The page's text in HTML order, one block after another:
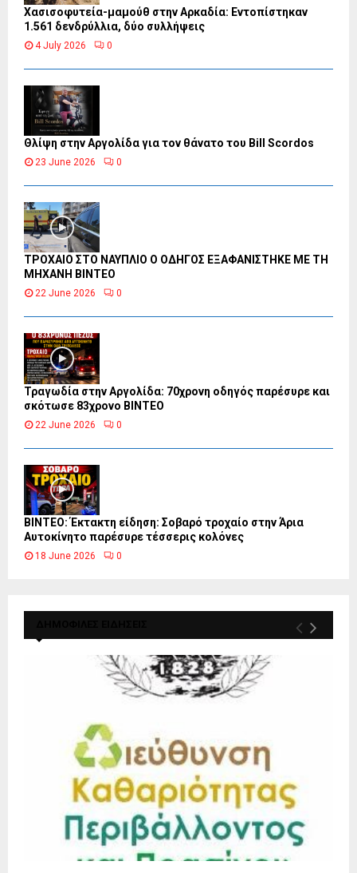
Χασισοφυτεία-μαμούθ στην Αρκαδία: Εντοπίστηκαν
1.561 δενδρύλλια, δύο συλλήψεις
4 July 2026 0
Θλίψη στην Αργολίδα για τον θάνατο του Bill Scordos
23 June 2026 0
ΤΡΟΧΑΙΟ ΣΤΟ ΝΑΥΠΛΙΟ Ο ΟΔΗΓΟΣ ΕΞΑΦΑΝΙΣΤΗΚΕ ΜΕ ΤΗ
ΜΗΧΑΝΗ ΒΙΝΤΕΟ
22 June 2026 0
Τραγωδία στην Αργολίδα: 70χρονη οδηγός παρέσυρε και
σκότωσε 83χρονο ΒΙΝΤΕΟ
22 June 2026 0
ΒΙΝΤΕΟ: Έκτακτη είδηση: Σοβαρό τροχαίο στην Άρια
Αυτοκίνητο παρέσυρε τέσσερις κολόνες
18 June 2026 0